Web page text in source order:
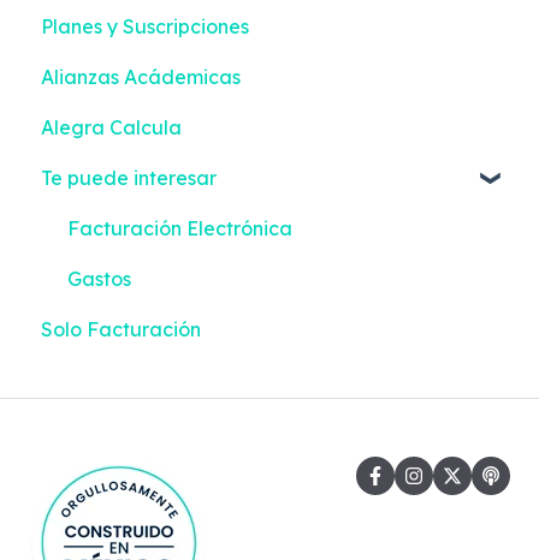
Facturación Electrónica
Planes y Suscripciones
Alianzas Acádemicas
Alegra Calcula
Te puede interesar
Facturación Electrónica
Gastos
Solo Facturación